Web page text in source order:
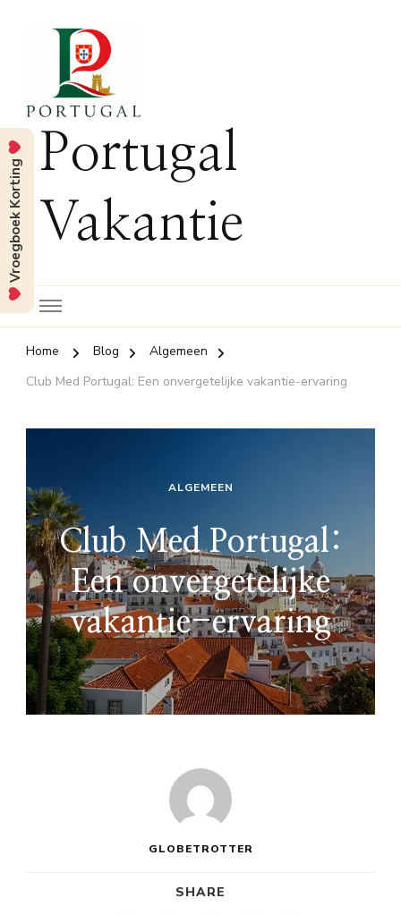
Portugal
Vakantie
Home Blog
Algemeen
Club Med Portugal: Een onvergetelijke vakantie-ervaring
ALGEMEEN
Club Med Portugal:
Een onvergetelijke
vakantie-ervaring
GLOBETROTTER
SHARE
Vroegboek Korting